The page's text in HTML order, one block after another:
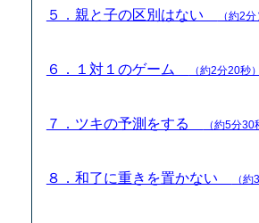
５．親と子の区別はない （約2分
６．１対１のゲーム （約2分20秒）
７．ツキの予測をする （約5分30
８．和了に重きを置かない （約